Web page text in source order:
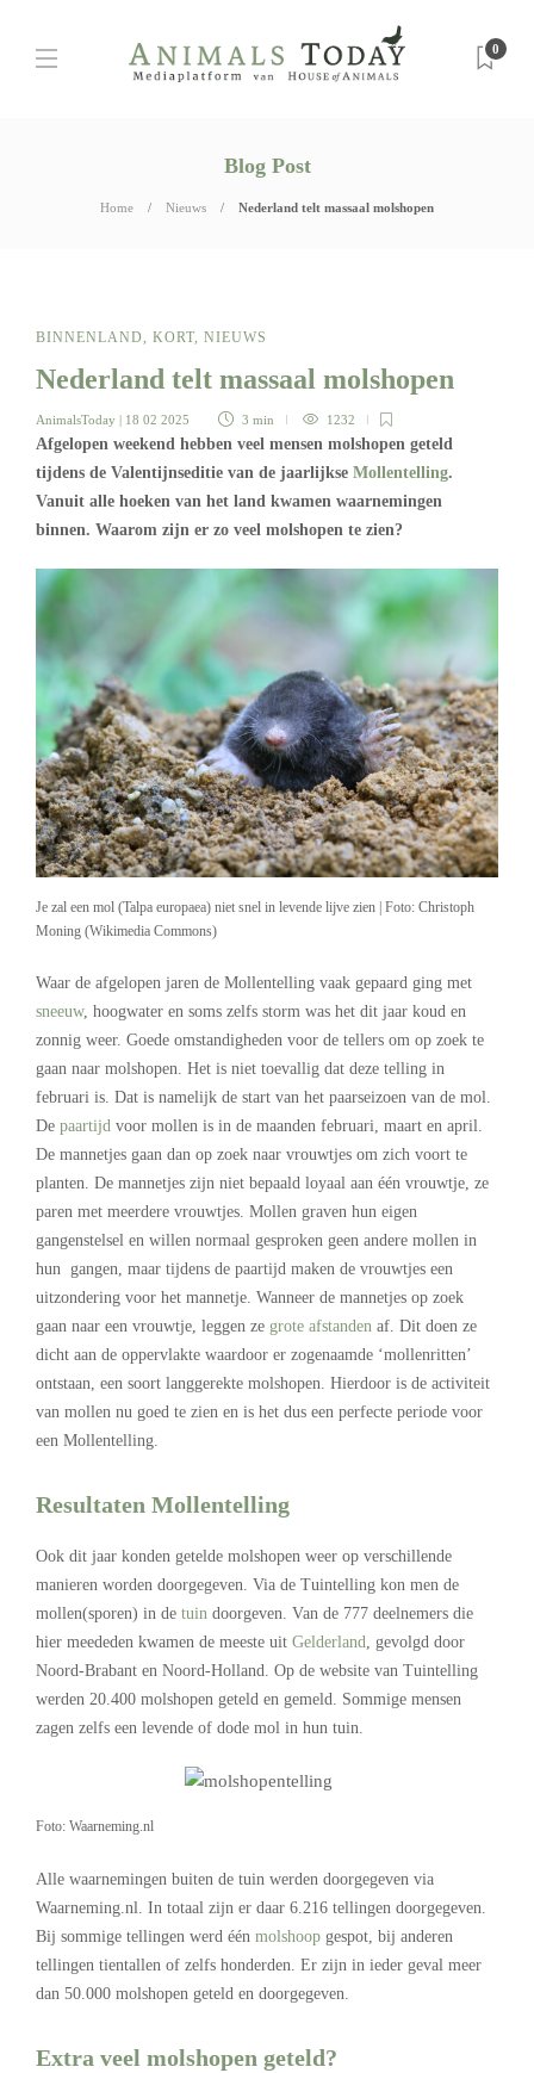
0
Blog Post
Home Nieuws Nederland telt massaal molshopen
BINNENLAND, KORT, NIEUWS
Nederland telt massaal molshopen
AnimalsToday | 18 02 2025 3 min 1232
Afgelopen weekend hebben veel mensen molshopen geteld
tijdens de Valentijnseditie van de jaarlijkse Mollentelling.
Vanuit alle hoeken van het land kwamen waarnemingen
binnen. Waarom zijn er zo veel molshopen te zien?
Je zal een mol (Talpa europaea) niet snel in levende lijve zien | Foto: Christoph
Moning (Wikimedia Commons)
Waar de afgelopen jaren de Mollentelling vaak gepaard ging met
sneeuw, hoogwater en soms zelfs storm was het dit jaar koud en
zonnig weer. Goede omstandigheden voor de tellers om op zoek te
gaan naar molshopen. Het is niet toevallig dat deze telling in
februari is. Dat is namelijk de start van het paarseizoen van de mol.
De paartijd voor mollen is in de maanden februari, maart en april.
De mannetjes gaan dan op zoek naar vrouwtjes om zich voort te
planten. De mannetjes zijn niet bepaald loyaal aan één vrouwtje, ze
paren met meerdere vrouwtjes. Mollen graven hun eigen
gangenstelsel en willen normaal gesproken geen andere mollen in
hun gangen, maar tijdens de paartijd maken de vrouwtjes een
uitzondering voor het mannetje. Wanneer de mannetjes op zoek
gaan naar een vrouwtje, leggen ze grote afstanden af. Dit doen ze
dicht aan de oppervlakte waardoor er zogenaamde ‘mollenritten’
ontstaan, een soort langgerekte molshopen. Hierdoor is de activiteit
van mollen nu goed te zien en is het dus een perfecte periode voor
een Mollentelling.
Resultaten Mollentelling
Ook dit jaar konden getelde molshopen weer op verschillende
manieren worden doorgegeven. Via de Tuintelling kon men de
mollen(sporen) in de tuin doorgeven. Van de 777 deelnemers die
hier meededen kwamen de meeste uit Gelderland, gevolgd door
Noord-Brabant en Noord-Holland. Op de website van Tuintelling
werden 20.400 molshopen geteld en gemeld. Sommige mensen
zagen zelfs een levende of dode mol in hun tuin.
Foto: Waarneming.nl
Alle waarnemingen buiten de tuin werden doorgegeven via
Waarneming.nl. In totaal zijn er daar 6.216 tellingen doorgegeven.
Bij sommige tellingen werd één molshoop gespot, bij anderen
tellingen tientallen of zelfs honderden. Er zijn in ieder geval meer
dan 50.000 molshopen geteld en doorgegeven.
Extra veel molshopen geteld?